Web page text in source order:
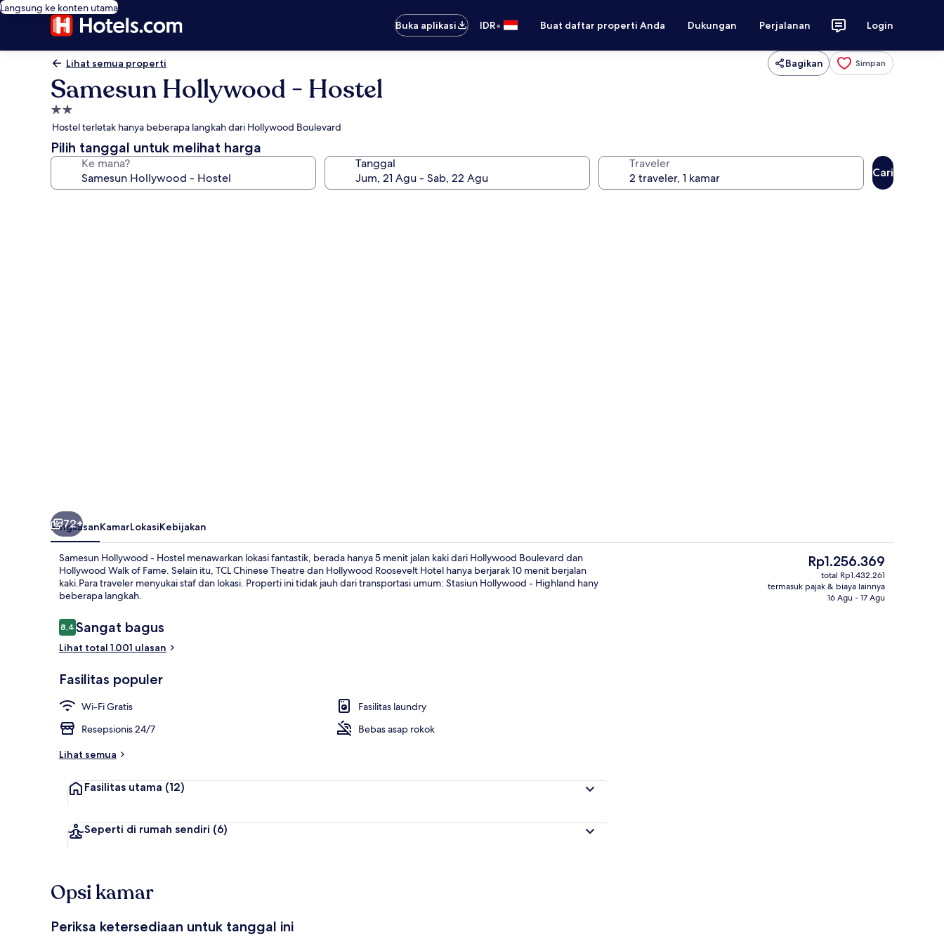
Langsung ke konten utama
Buka aplikasi
IDR• Buat daftar properti Anda Dukungan Perjalanan Login
Lihat semua properti Bagikan Simpan
Samesun Hollywood - Hostel
Properti
bintang
2.0
Hostel terletak hanya beberapa langkah dari Hollywood Boulevard
Pilih tanggal untuk melihat harga
Ke mana? Tanggal Traveler
Cari
Lorong
72+
RingkasanKamarLokasiKebijakan
Samesun Hollywood - Hostel menawarkan lokasi fantastik, berada hanya 5 menit jalan kaki dari Hollywood Boulevard dan
Hollywood Walk of Fame. Selain itu, TCL Chinese Theatre dan Hollywood Roosevelt Hotel hanya berjarak 10 menit berjalan
kaki.Para traveler menyukai staf dan lokasi. Properti ini tidak jauh dari transportasi umum: Stasiun Hollywood - Highland hany
beberapa langkah.
Ulasan
8,48,4 dari 10
Sangat bagus
Lihat total 1.001 ulasan
Fasilitas populer
Wi-Fi Gratis
Fasilitas laundry
Resepsionis 24/7
Bebas asap rokok
Lihat semua
Fasilitas utama (12)
Seperti di rumah sendiri (6)
Harga
saat
ini
Rp1.256.369
Rp1.256.369
total Rp1.432.261
termasuk pajak & biaya lainnya
16 Agu - 17 Agu
Opsi kamar
Periksa ketersediaan untuk tanggal ini